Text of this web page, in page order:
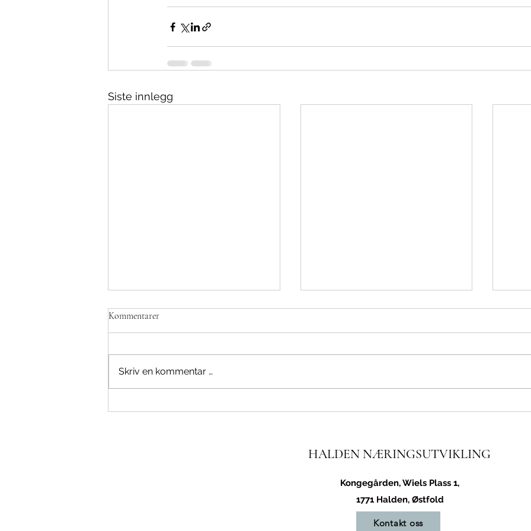
Siste innlegg
Kommentarer
Skriv en kommentar …
HALDEN NÆRINGSUTVIKLING
Kongegården, Wiels Plass 1,
1771 Halden, Østfold
Kontakt oss